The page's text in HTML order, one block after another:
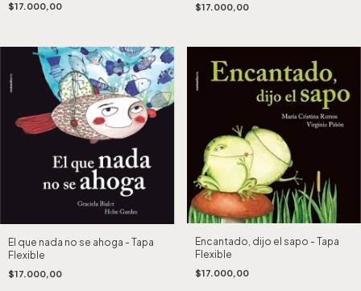
$17.000,00 $17.000,00
El que nada no se ahoga - Tapa
Flexible
$17.000,00
Encantado, dijo el sapo - Tapa
Flexible
$17.000,00